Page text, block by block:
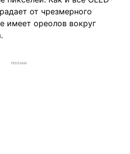
от чрезмерного
имеет ореолов вокруг
РЕКЛАМА